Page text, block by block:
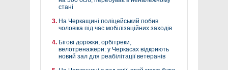
стані
На Черкащині поліцейський побив
чоловіка під час мобілізаційних заходів
Бігові доріжки, орбітреки,
велотренажери: у Черкасах відкриють
новий зал для реабілітації ветеранів